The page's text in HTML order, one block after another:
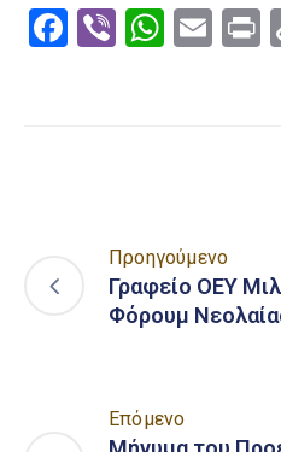
Facebook
Viber
Προηγούμενο
Γραφείο ΟΕΥ
Φόρουμ
Επόμενο